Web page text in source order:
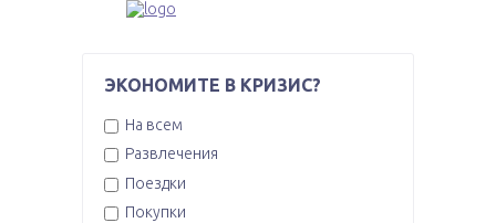
ЭКОНОМИТЕ В КРИЗИС?
На всем
Развлечения
Поездки
Покупки